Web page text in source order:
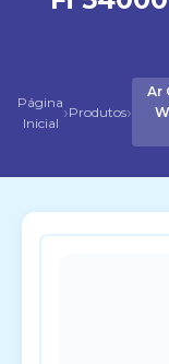
Página
Inicial ›Produtos›
Ar